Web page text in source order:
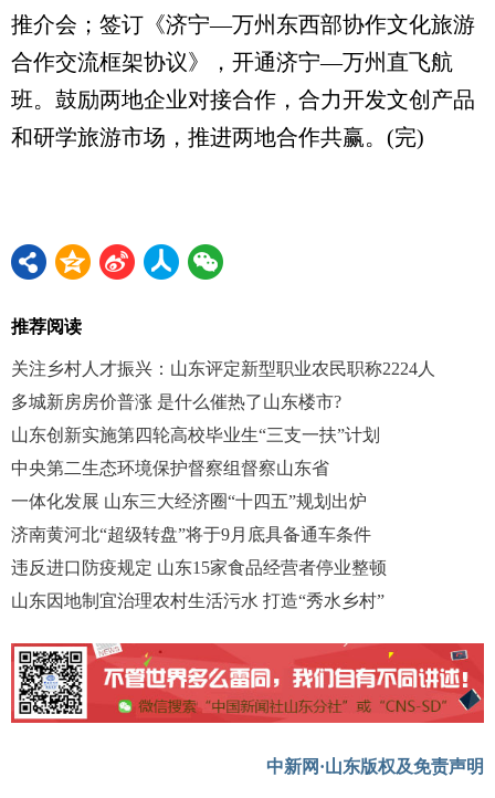
推介会；签订《济宁—万州东西部协作文化旅游
合作交流框架协议》，开通济宁—万州直飞航
班。鼓励两地企业对接合作，合力开发文创产品
和研学旅游市场，推进两地合作共赢。(完)
推荐阅读
关注乡村人才振兴：山东评定新型职业农民职称2224人
多城新房房价普涨 是什么催热了山东楼市?
山东创新实施第四轮高校毕业生“三支一扶”计划
中央第二生态环境保护督察组督察山东省
一体化发展 山东三大经济圈“十四五”规划出炉
济南黄河北“超级转盘”将于9月底具备通车条件
违反进口防疫规定 山东15家食品经营者停业整顿
山东因地制宜治理农村生活污水 打造“秀水乡村”
中新网·山东版权及免责声明